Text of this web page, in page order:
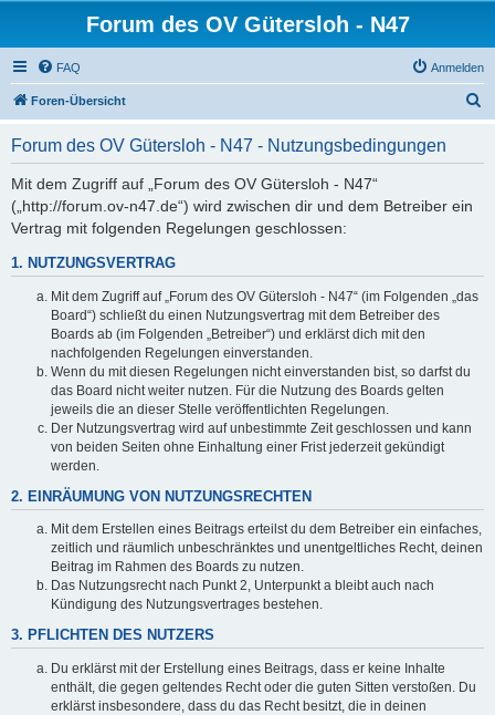
Forum des OV Gütersloh - N47
FAQ Anmelden
Foren-Übersicht
Forum des OV Gütersloh - N47 - Nutzungsbedingungen
Mit dem Zugriff auf „Forum des OV Gütersloh - N47“
(„http://forum.ov-n47.de“) wird zwischen dir und dem Betreiber ein
Vertrag mit folgenden Regelungen geschlossen:
1. NUTZUNGSVERTRAG
Mit dem Zugriff auf „Forum des OV Gütersloh - N47“ (im Folgenden „das
Board“) schließt du einen Nutzungsvertrag mit dem Betreiber des
Boards ab (im Folgenden „Betreiber“) und erklärst dich mit den
nachfolgenden Regelungen einverstanden.
Wenn du mit diesen Regelungen nicht einverstanden bist, so darfst du
das Board nicht weiter nutzen. Für die Nutzung des Boards gelten
jeweils die an dieser Stelle veröffentlichten Regelungen.
Der Nutzungsvertrag wird auf unbestimmte Zeit geschlossen und kann
von beiden Seiten ohne Einhaltung einer Frist jederzeit gekündigt
werden.
2. EINRÄUMUNG VON NUTZUNGSRECHTEN
Mit dem Erstellen eines Beitrags erteilst du dem Betreiber ein einfaches,
zeitlich und räumlich unbeschränktes und unentgeltliches Recht, deinen
Beitrag im Rahmen des Boards zu nutzen.
Das Nutzungsrecht nach Punkt 2, Unterpunkt a bleibt auch nach
Kündigung des Nutzungsvertrages bestehen.
3. PFLICHTEN DES NUTZERS
Du erklärst mit der Erstellung eines Beitrags, dass er keine Inhalte
enthält, die gegen geltendes Recht oder die guten Sitten verstoßen. Du
erklärst insbesondere, dass du das Recht besitzt, die in deinen